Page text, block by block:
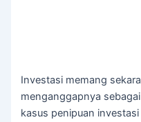
Investasi memang
menganggapnya
kasus penipuan